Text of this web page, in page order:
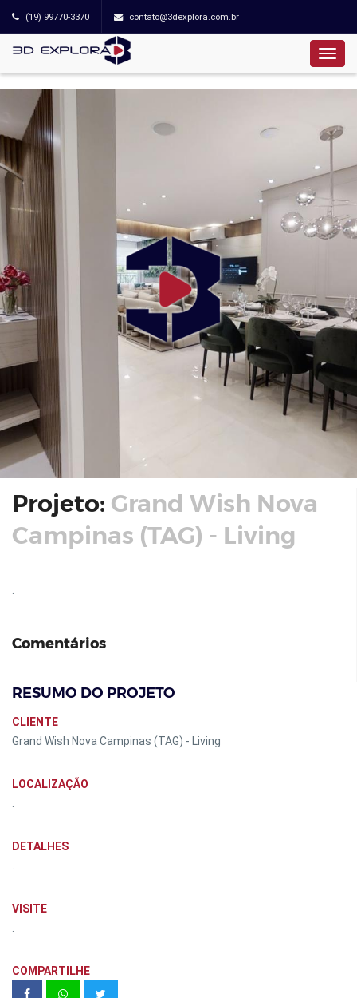
(19) 99770-3370 contato@3dexplora.com.br
Projeto: Grand Wish Nova
Campinas (TAG) - Living
Comentários
RESUMO DO PROJETO
CLIENTE
Grand Wish Nova Campinas (TAG) - Living
LOCALIZAÇÃO
DETALHES
VISITE
COMPARTILHE